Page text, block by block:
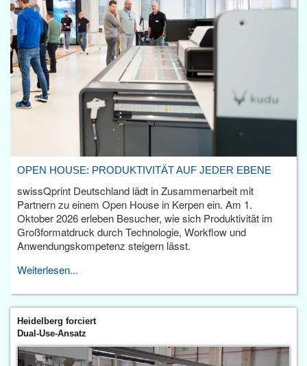
OPEN HOUSE: PRODUKTIVITÄT AUF JEDER EBENE
swissQprint Deutschland lädt in Zusammenarbeit mit
Partnern zu einem Open House in Kerpen ein. Am 1.
Oktober 2026 erleben Besucher, wie sich Produktivität im
Großformatdruck durch Technologie, Workflow und
Anwendungskompetenz steigern lässt.
Weiterlesen...
Heidelberg forciert
Dual-Use-Ansatz